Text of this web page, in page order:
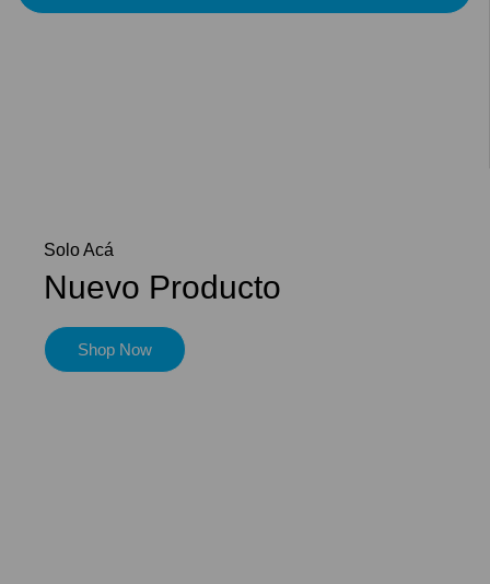
Solo Acá
Nuevo Producto
Shop Now